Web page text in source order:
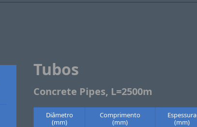
Tubos
Concrete Pipes, L=2500m
Diâmetro
(mm)
Comprimento
(mm)
Espessura
(mm)